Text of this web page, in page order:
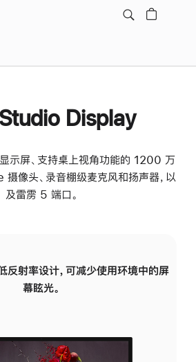
Display
示屏、支持桌上视角功能的 1200 万
像头、录音棚级麦克风和扬声器，以
及雷雳 5 端口。
反射率设计，可减少使用环境中的屏
幕眩光。